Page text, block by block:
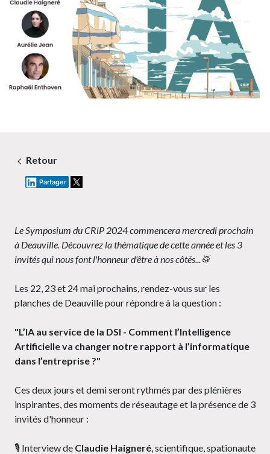
Retour
Partager
Le Symposium du CRiP 2024 commencera mercredi prochain
à Deauville. Découvrez la thématique de cette année et les 3
invités qui nous font l'honneur d'être à nos côtés...🥁
Les 22, 23 et 24 mai prochains, rendez-vous sur les
planches de Deauville pour répondre à la question :
"L’IA au service de la DSI - Comment l’Intelligence
Artificielle va changer notre rapport à l’informatique
dans l’entreprise ?"
Ces deux jours et demi seront rythmés par des plénières
inspirantes, des moments de réseautage et la présence de 3
invités d'honneur :
🎙️ Interview de Claudie Haigneré , scientifique, spationaute